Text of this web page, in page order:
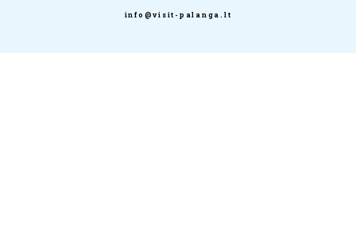
info@visit-palanga.lt